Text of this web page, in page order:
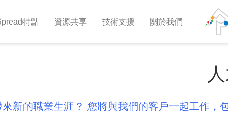
特點 資源共享 技術支援 關於我們
來新的職業生涯？ 您將與我們的客戶一起工作，